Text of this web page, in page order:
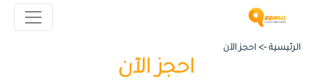
الرئيسية -> احجز الآن
احجز الآن